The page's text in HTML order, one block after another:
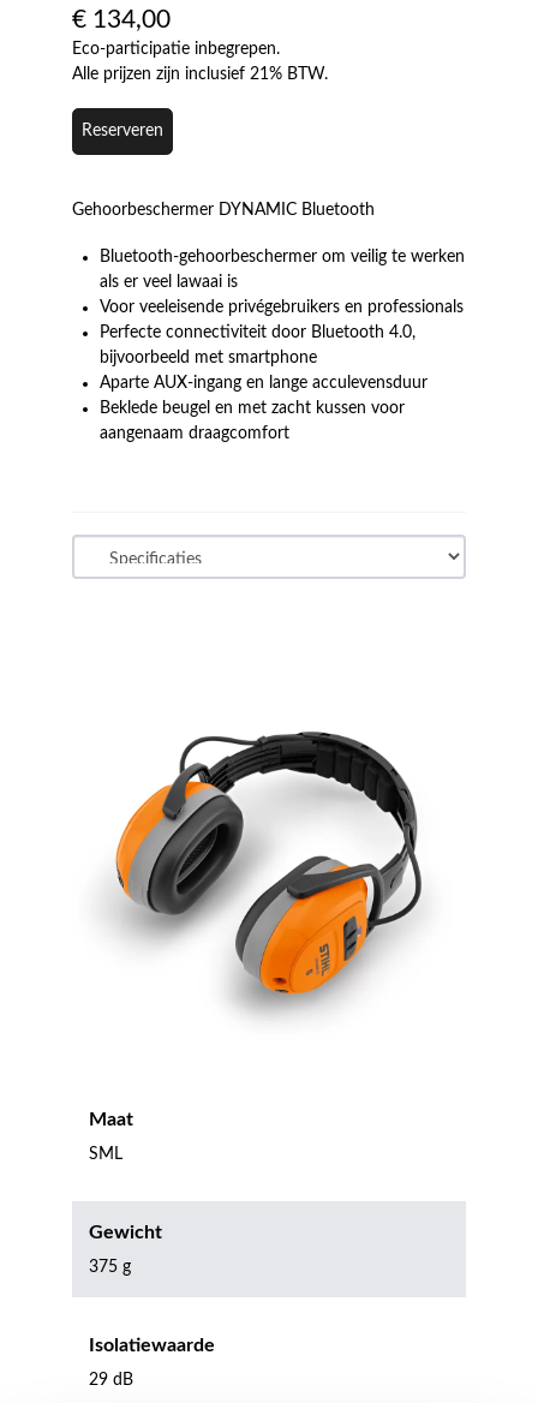
€ 134,00
Eco-participatie inbegrepen.
Alle prijzen zijn inclusief 21% BTW.
Reserveren
Gehoorbeschermer DYNAMIC Bluetooth
Bluetooth-gehoorbeschermer om veilig te werken
als er veel lawaai is
Voor veeleisende privégebruikers en professionals
Perfecte connectiviteit door Bluetooth 4.0,
bijvoorbeeld met smartphone
Aparte AUX-ingang en lange acculevensduur
Beklede beugel en met zacht kussen voor
aangenaam draagcomfort
Maat
SML
Gewicht
375 g
Isolatiewaarde
29 dB